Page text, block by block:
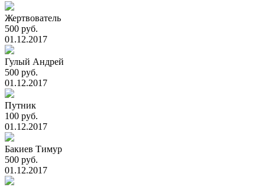
Жертвователь
500 руб.
01.12.2017
Гулый Андрей
500 руб.
01.12.2017
Путник
100 руб.
01.12.2017
Бакиев Тимур
500 руб.
01.12.2017